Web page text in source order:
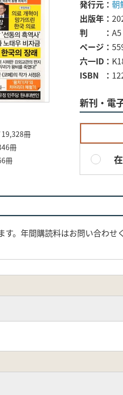
冊
冊
冊
発行元
朝
出版年
判
A5
ページ
六一ID
ISBN
新刊・電
す。年間購読料はお問い合わせ